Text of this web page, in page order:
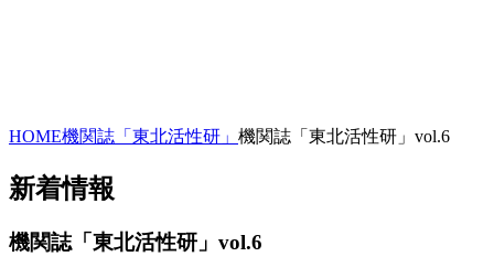
HOME機関誌「東北活性研」 機関誌「東北活性研」vol.6
新着情報
機関誌「東北活性研」vol.6